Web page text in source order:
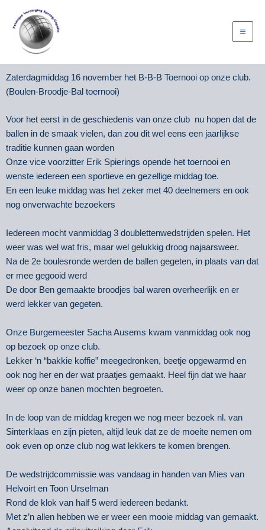
naar
inhoud
Zaterdagmiddag 16 november het B-B-B Toernooi op onze club.
(Boulen-Broodje-Bal toernooi)
Voor het eerst in de geschiedenis van onze club nu hopen dat de
ballen in de smaak vielen, dan zou dit wel eens een jaarlijkse
traditie kunnen gaan worden
Onze vice voorzitter Erik Spierings opende het toernooi en
wenste iedereen een sportieve en gezellige middag toe.
En een leuke middag was het zeker met 40 deelnemers en ook
nog onverwachte bezoekers
Iedereen mocht vanmiddag 3 doublettenwedstrijden spelen. Het
weer was wel wat fris, maar wel gelukkig droog najaarsweer.
Na de 2e boulesronde werden de ballen gegeten, in plaats van dat
er mee gegooid werd
De door Ben gemaakte broodjes bal waren overheerlijk en er
werd lekker van gegeten.
Onze Burgemeester Sacha Ausems kwam vanmiddag ook nog
op bezoek op onze club.
Lekker ‘n “bakkie koffie” meegedronken, beetje opgewarmd en
ook nog her en der wat praatjes gemaakt. Heel fijn dat we haar
weer op onze banen mochten begroeten.
In de loop van de middag kregen we nog meer bezoek nl. van
Sinterklaas en zijn pieten, altijd leuk dat ze de moeite nemen om
ook even op onze club nog wat lekkers te komen brengen.
De wedstrijdcommissie was vandaag in handen van Mies van
Helvoirt en Toon Urselman
Rond de klok van half 5 werd iedereen bedankt.
Met z’n allen hebben we er weer een mooie middag van gemaakt.